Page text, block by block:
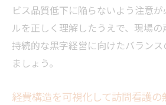
人件費管理が訪問看護の
理由
採算ラインを意識した経費の
ビス品質低下に陥らないよう注意
ルを正しく理解したうえで、現場の
持続的な黒字経営に向けたバラン
ましょう。
経費構造を可視化して訪問看護の